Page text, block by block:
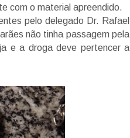
com o material apreendido.
pelo delegado Dr. Rafael
não tinha passagem pela
e a droga deve pertencer a